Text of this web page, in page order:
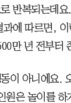
반복되는데
과에 따르면,
만 년 전부터
이 아니에요.
원은 놀이를 하